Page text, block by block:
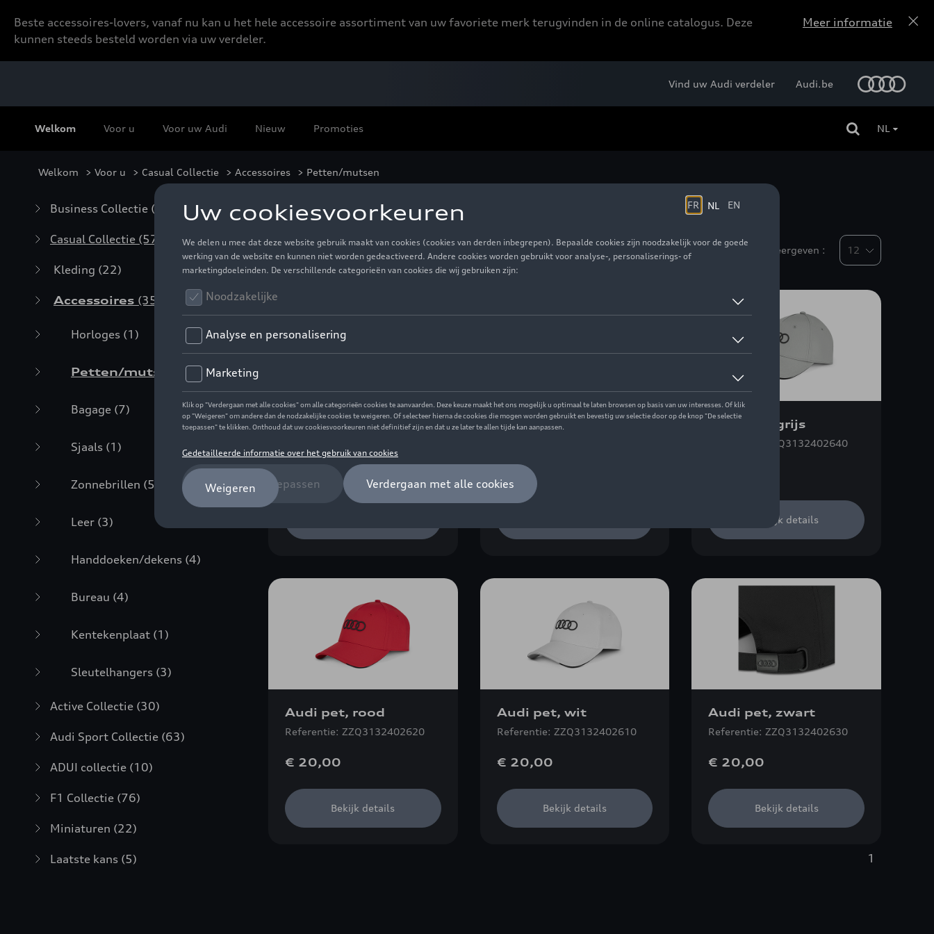
Beste accessoires-lovers, vanaf nu kan u het hele accessoire assortiment van uw favoriete merk terugvinden in de online catalogus. Deze
kunnen steeds besteld worden via uw verdeler.
Meer informatie
Welkom Voor u Voor uw Audi Nieuw Promoties
Vind uw Audi verdeler Audi.be
NL
Welkom > Voor u > Casual Collectie > Accessoires > Petten/mutsen
Business Collectie (59)
Casual Collectie (57)
Kleding (22)
Accessoires (35)
Horloges (1)
Petten/mutsen (6)
Bagage (7)
Sjaals (1)
Zonnebrillen (5)
Leer (3)
Handdoeken/dekens (4)
Bureau (4)
Kentekenplaat (1)
Sleutelhangers (3)
Active Collectie (30)
Audi Sport Collectie (63)
ADUI collectie (10)
F1 Collectie (76)
Miniaturen (22)
Laatste kans (5)
Petten/mutsen
Weergeven :
Audi gebreide muts,
Referentie: ZZQ3132300600
Audi pet e-tron, zwart
€ 15,00
Audi pet, grijs
Referentie: ZZQ3132402640
Bekijk details
Audi pet, rood
Referentie: ZZQ3132402620
€ 20,00
Bekijk details
Audi pet, wit
Referentie: ZZQ3132402610
€ 20,00
Bekijk details
Audi pet, zwart
Referentie: ZZQ3132402630
€ 20,00
Bekijk details
1